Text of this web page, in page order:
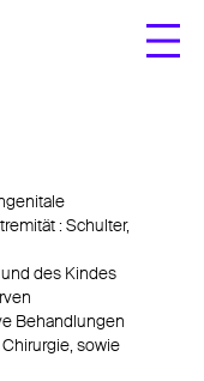
Über uns
wir?
: Schulter,
des Kindes
Behandlungen
sowie